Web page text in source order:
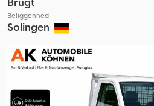
Beliggenhed
Solingen